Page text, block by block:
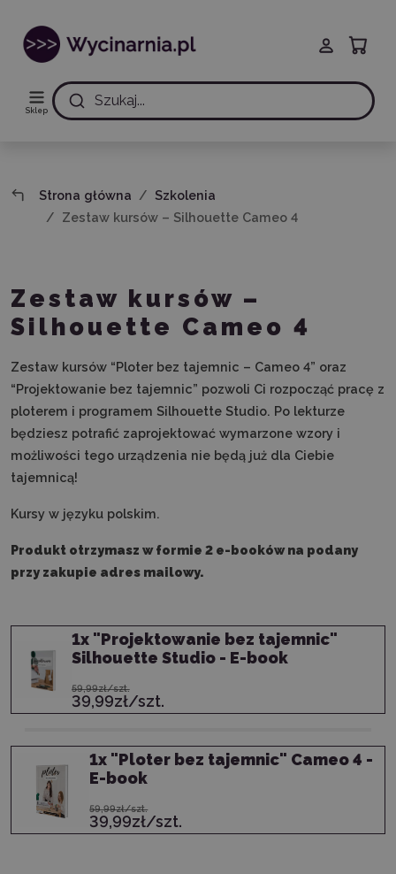
Sklep
Szukaj...
Strona główna
Szkolenia
Zestaw kursów – Silhouette Cameo 4
Zestaw kursów –
Silhouette Cameo 4
Zestaw kursów “Ploter bez tajemnic – Cameo 4” oraz
“Projektowanie bez tajemnic” pozwoli Ci rozpocząć pracę z
ploterem i programem Silhouette Studio. Po lekturze
będziesz potrafić zaprojektować wymarzone wzory i
możliwości tego urządzenia nie będą już dla Ciebie
tajemnicą!
Kursy w języku polskim.
Produkt otrzymasz w formie 2 e-booków na podany
przy zakupie adres mailowy.
1x "Projektowanie bez tajemnic"
Silhouette Studio - E-book
59,99zł/szt.
39,99zł/szt.
1x "Ploter bez tajemnic" Cameo 4 -
E-book
59,99zł/szt.
39,99zł/szt.